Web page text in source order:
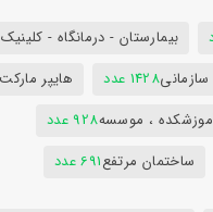
بیمارستان - درمانگاه - کلینیک
1428 عدد هایپر
، موسسه928 عدد
ساختمان مرتفع691 عدد